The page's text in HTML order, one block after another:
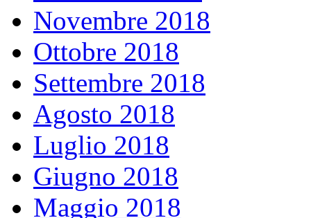
Novembre 2018
Ottobre 2018
Settembre 2018
Agosto 2018
Luglio 2018
Giugno 2018
Maggio 2018